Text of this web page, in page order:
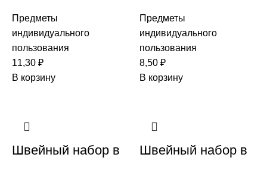
Предметы
индивидуального
пользования
11,30 ₽
В корзину
Предметы
индивидуального
пользования
8,50 ₽
В корзину
Швейный набор в
Швейный набор в